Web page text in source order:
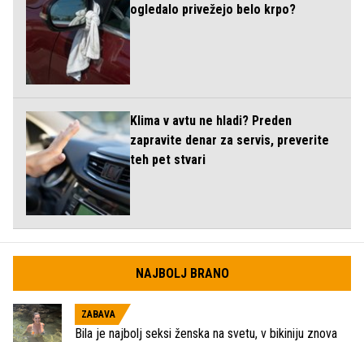
ogledalo privežejo belo krpo?
Klima v avtu ne hladi? Preden
zapravite denar za servis, preverite
teh pet stvari
NAJBOLJ BRANO
ZABAVA
Bila je najbolj seksi ženska na svetu, v bikiniju znova